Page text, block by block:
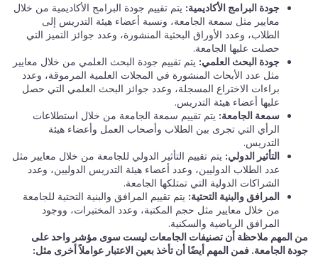
جودة البرامج الأكاديمية: يتم تقييم جودة البرامج الأكاديمية من خلال
معايير مثل سمعة الجامعة، ونسبة أعضاء هيئة التدريس إلى
الطلاب، وعدد الأوراق البحثية المنشورة، وعدد جوائز التميز التي
حصلت عليها الجامعة.
جودة البحث العلمي: يتم تقييم جودة البحث العلمي من خلال معايير
مثل عدد الأبحاث المنشورة في المجلات العلمية المرموقة، وعدد
براءات الاختراع المسجلة، وعدد جوائز البحث العلمي التي حصل
عليها أعضاء هيئة التدريس.
سمعة الجامعة: يتم تقييم سمعة الجامعة من خلال استطلاعات
الرأي التي تجرى بين الطلاب وأصحاب العمل وأعضاء هيئة
التدريس.
التأثير الدولي: يتم تقييم التأثير الدولي للجامعة من خلال معايير مثل
عدد الطلاب الدوليين، وعدد أعضاء هيئة التدريس الدوليين، وعدد
الشراكات الدولية التي تمتلكها الجامعة.
المرافق والبنية التحتية: يتم تقييم المرافق والبنية التحتية للجامعة
من خلال معايير مثل حجم المكتبة، وعدد المختبرات، ووجود
المرافق الرياضية والسكنية.
من المهم ملاحظة أن تصنيفات الجامعات ليست سوى مؤشر واحد على
جودة الجامعة. فمن المهم أيضًا أن تأخذ بعين الاعتبار عواملاً أخرى مثل: